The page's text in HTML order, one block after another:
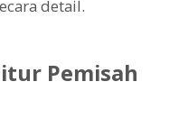
detail.
Pemisah